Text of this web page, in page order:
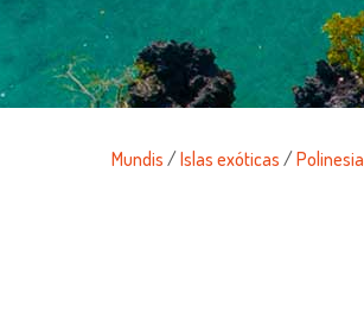
Mundis /Islas exóticas /Polinesia